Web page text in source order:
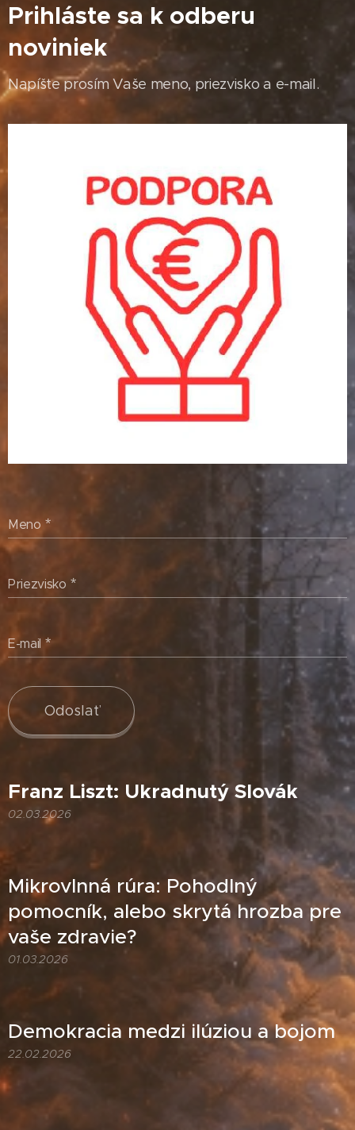
Prihláste sa k odberu
noviniek
Napíšte prosím Vaše meno, priezvisko a e-mail.
Meno
Priezvisko
E-mail
Odoslať
Franz Liszt: Ukradnutý Slovák
02.03.2026
Mikrovlnná rúra: Pohodlný
pomocník, alebo skrytá hrozba pre
vaše zdravie?
01.03.2026
Demokracia medzi ilúziou a bojom
22.02.2026